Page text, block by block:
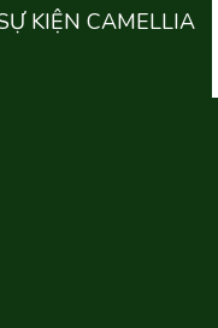
KIỆN CAMELLIA